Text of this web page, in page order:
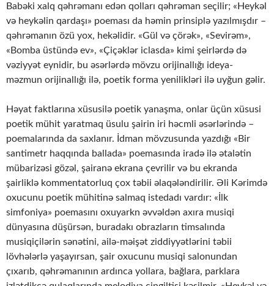
Babəki xalq qəhrəmanı edən qolları qəhrəman seçilir; «Heykəl
və heykəlin qardaşı» poeması da həmin prinsiplə yazılmışdır –
qəhrəmanın özü yox, hekəlidir. «Gül və çörək», «Sevirəm»,
«Bomba üstündə ev», «Çiçəklər iclasda» kimi şeirlərdə də
vəziyyət eynidir, bu əsərlərdə mövzu orijinallığı ideya-
məzmun orijinallığı ilə, poetik forma yenilikləri ilə uyğun gəlir.
Həyat faktlarına xüsusilə poetik yanaşma, onlar üçün xüsusi
poetik mühit yaratmaq üsulu şairin iri həcmli əsərlərində –
poemalarında da saxlanır. İdman mövzusunda yazdığı «Bir
santimetr haqqında ballada» poemasında iradə ilə ətalətin
mübarizəsi gözəl, şairanə ekrana çevrilir və bu ekranda
şairliklə kommentatorluq çox təbii əlaqələndirilir. Əli Kərimdə
oxucunu poetik mühitinə salmaq istedadı vardır: «İlk
simfoniya» poemasını oxuyarkn əvvəldən axıra musiqi
dünyasına düşürsən, buradakı obrazların timsalında
musiqiçilərin sənətini, ailə-məişət ziddiyyətlərini təbii
lövhələrlə yaşayırsan, şair oxucunu musiqi salonundan
çıxarıb, qəhrəmanının ardınca yollara, bağlara, parklara